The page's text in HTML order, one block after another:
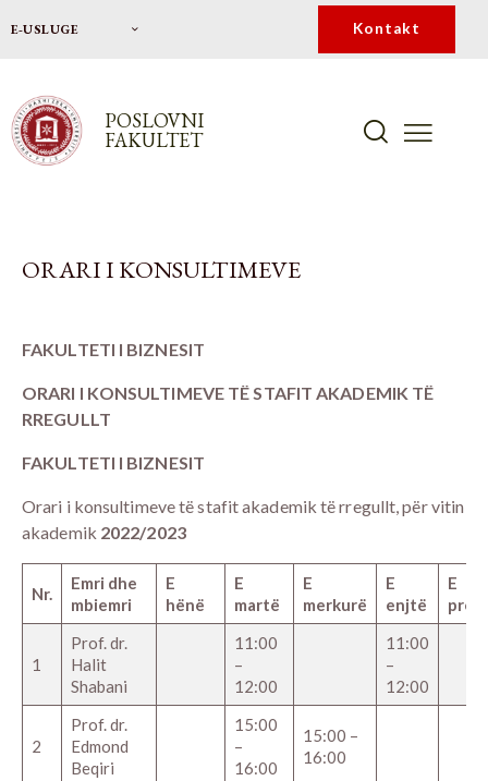
E-USLUGE Kontakt
POSLOVNI
FAKULTET
ORARI I KONSULTIMEVE
FAKULTETI I BIZNESIT
ORARI I KONSULTIMEVE TË STAFIT AKADEMIK TË
RREGULLT
FAKULTETI I BIZNESIT
Orari i konsultimeve të stafit akademik të rregullt, për vitin
akademik 2022/2023
Nr.
Emri dhe
mbiemri
E
hënë
E
martë
E
merkurë
E
enjtë
E
1
Prof. dr.
Halit
Shabani
11:00
–
12:00
11:00
–
12:00
2
Prof. dr.
Edmond
Beqiri
15:00
–
16:00
15:00 –
16:00